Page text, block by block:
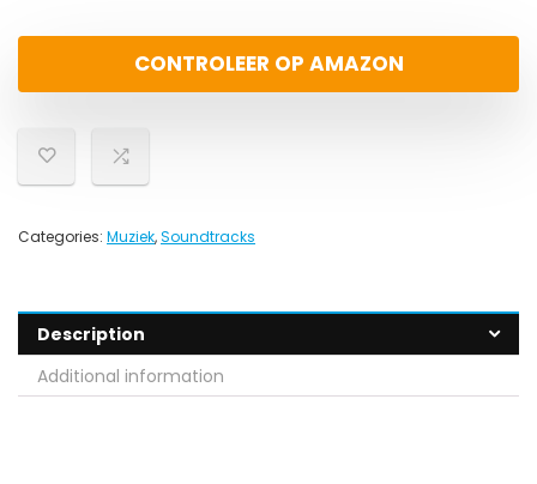
CONTROLEER OP AMAZON
Categories: Muziek,Soundtracks
Description
Additional information